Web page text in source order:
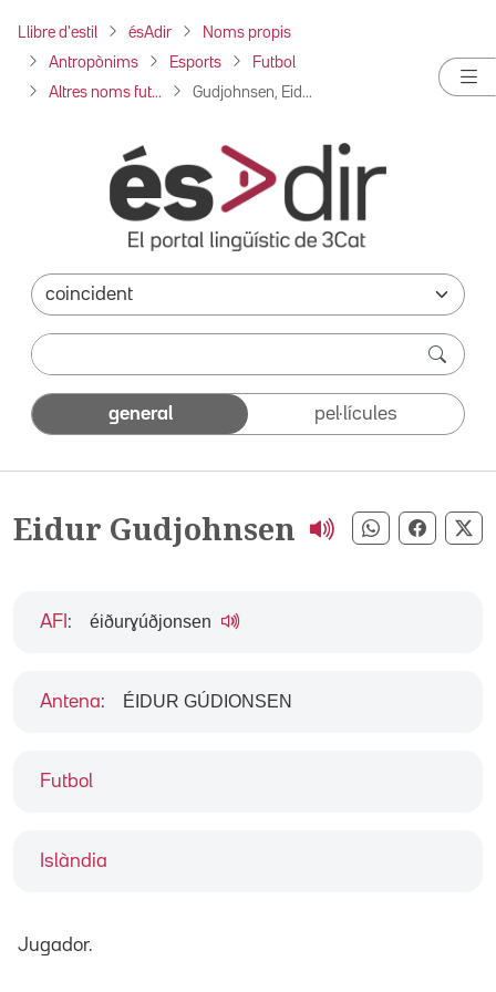
Llibre d'estil ésAdir Noms propis
Antropònims Esports Futbol
Altres noms fut... Gudjohnsen, Eid...
general pel·lícules
Eidur Gudjohnsen Compartir
Futbol
Islàndia
AFI : éiðurɣúðjonsen
Antena: ÉIDUR GÚDIONSEN
Jugador.